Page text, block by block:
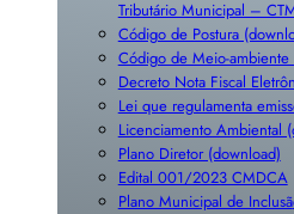
Tributário Municipal –
Código de Postura
Código de Meio-ambiente
Decreto Nota Fiscal
Lei que regulamenta
Licenciamento Ambiental
Plano Diretor (download)
Edital 001/2023 CMDCA
Plano Municipal de Inclusã